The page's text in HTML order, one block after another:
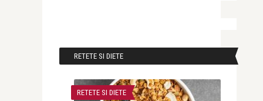
RETETE SI DIETE
RETETE SI DIETE